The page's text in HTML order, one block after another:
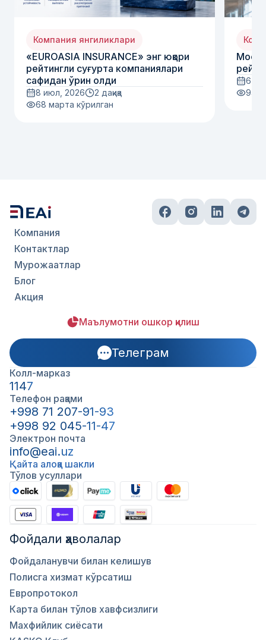
Компания янгиликлари
«EUROASIA INSURANCE» энг юқори
рейтингли суғурта компаниялари
сафидан ўрин олди
8 июл, 2026
2 дақиқа
68 марта кўрилган
6
94
Компания
Контактлар
Мурожаатлар
Блог
Акция
Маълумотни ошкор қилиш
Телеграм
Колл-марказ
1147
Телефон рақами
+998 71 207-91-93
+998 92 045-11-47
Электрон почта
info@eai.uz
Қайта алоқа шакли
Тўлов усуллари
Фойдали ҳаволалар
Фойдаланувчи билан келишув
Полисга хизмат кўрсатиш
Европротокол
Карта билан тўлов хавфсизлиги
Махфийлик сиёсати